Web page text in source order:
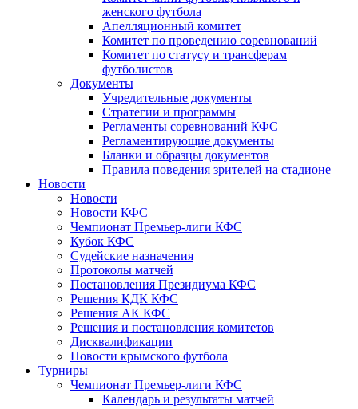
женского футбола
Апелляционный комитет
Комитет по проведению соревнований
Комитет по статусу и трансферам
футболистов
Документы
Учредительные документы
Стратегии и программы
Регламенты соревнований КФС
Регламентирующие документы
Бланки и образцы документов
Правила поведения зрителей на стадионе
Новости
Новости
Новости КФС
Чемпионат Премьер-лиги КФС
Кубок КФС
Судейские назначения
Протоколы матчей
Постановления Президиума КФС
Решения КДК КФС
Решения АК КФС
Решения и постановления комитетов
Дисквалификации
Новости крымского футбола
Турниры
Чемпионат Премьер-лиги КФС
Календарь и результаты матчей